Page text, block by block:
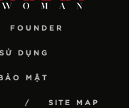
FOUNDER
DỤNG
MẬT
SITE MAP